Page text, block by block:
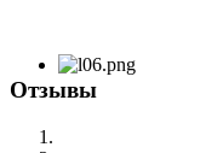
Отзывы